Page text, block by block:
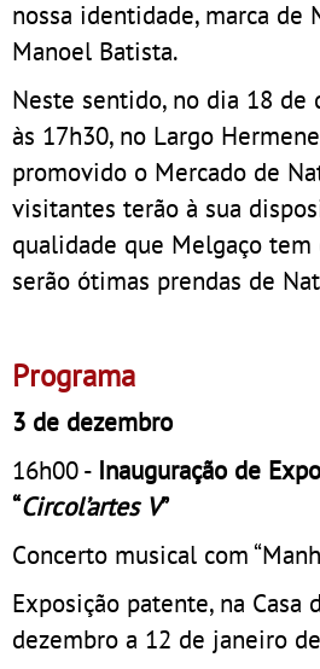
nossa identidade, marca de
Manoel Batista.
Neste sentido, no dia 18 de
às 17h30, no Largo
promovido o Mercado de
visitantes terão à sua
qualidade que Melgaço tem
serão ótimas prendas de
Programa
3 de dezembro
16h00 - Inauguração de
“Circol’artes V”
Concerto musical com
Exposição patente, na Casa
dezembro a 12 de janeiro